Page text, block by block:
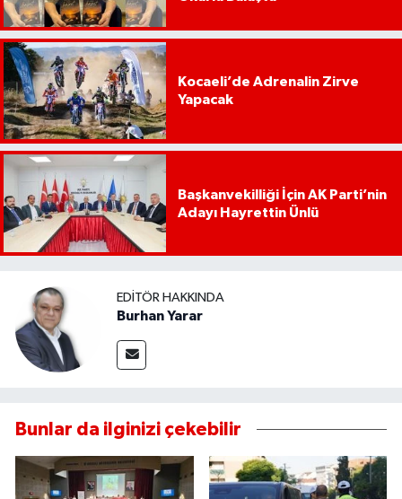
Kocaeli’de Adrenalin Zirve
Yapacak
Başkanvekilliği İçin AK Parti’nin
Adayı Hayrettin Ünlü
EDITÖR HAKKINDA
Burhan Yarar
Bunlar da ilginizi çekebilir